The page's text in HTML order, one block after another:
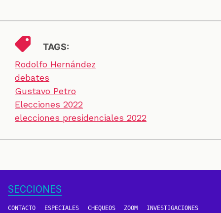
TAGS:
Rodolfo Hernández
debates
Gustavo Petro
Elecciones 2022
elecciones presidenciales 2022
SECCIONES
CONTACTO ESPECIALES CHEQUEOS ZOOM INVESTIGACIONES